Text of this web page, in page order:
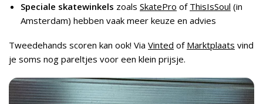
Speciale skatewinkels zoals SkatePro of ThisIsSoul (in
Amsterdam) hebben vaak meer keuze en advies
Tweedehands scoren kan ook! Via Vinted of Marktplaats vind
je soms nog pareltjes voor een klein prijsje.